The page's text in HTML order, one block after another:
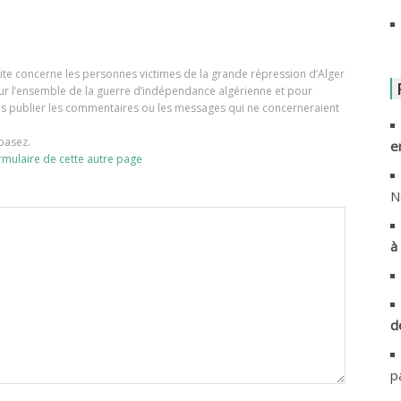
concerne les personnes victimes de la grande répression d’Alger
l’ensemble de la guerre d’indépendance algérienne et pour
publier les commentaires ou les messages qui ne concerneraient
de cette autre page
à